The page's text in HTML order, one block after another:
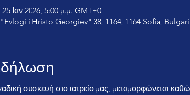
Ιαν 2026, 5:00 μ.μ. GMT+0
i Hristo Georgiev" 38, 1164, 1164 Sofia,
συσκευή στο ιατρείο μας, μεταμορφώνεται